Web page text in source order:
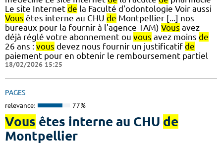
Le site Internet de la Faculté d'odontologie Voir aussi
Vous êtes interne au CHU de Montpellier [...] nos
bureaux pour la fournir à l'agence TAM) Vous avez
déjà réglé votre abonnement ou vous avez moins de
26 ans : vous devez nous fournir un justificatif de
paiement pour en obtenir le remboursement partiel
18/02/2026 15:25
PAGES
relevance: 77%
Vous êtes interne au CHU de
Montpellier